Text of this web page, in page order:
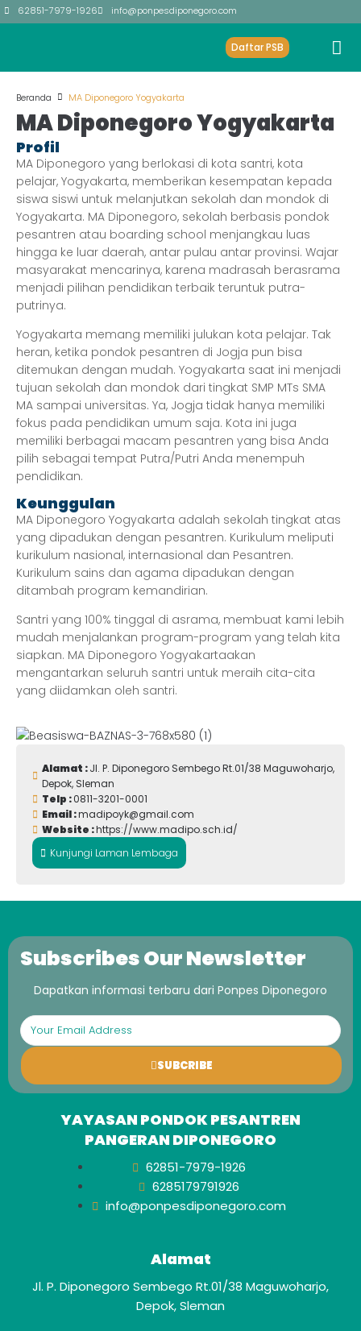
62851-7979-1926 info@ponpesdiponegoro.com
Daftar PSB
Beranda MA Diponegoro Yogyakarta
MA Diponegoro Yogyakarta
Profil
MA Diponegoro yang berlokasi di kota santri, kota
pelajar, Yogyakarta, memberikan kesempatan kepada
siswa siswi untuk melanjutkan sekolah dan mondok di
Yogyakarta. MA Diponegoro, sekolah berbasis pondok
pesantren atau boarding school menjangkau luas
hingga ke luar daerah, antar pulau antar provinsi. Wajar
masyarakat mencarinya, karena madrasah berasrama
menjadi pilihan pendidikan terbaik teruntuk putra-
putrinya.
Yogyakarta memang memiliki julukan kota pelajar. Tak
heran, ketika pondok pesantren di Jogja pun bisa
ditemukan dengan mudah. Yogyakarta saat ini menjadi
tujuan sekolah dan mondok dari tingkat SMP MTs SMA
MA sampai universitas. Ya, Jogja tidak hanya memiliki
fokus pada pendidikan umum saja. Kota ini juga
memiliki berbagai macam pesantren yang bisa Anda
pilih sebagai tempat Putra/Putri Anda menempuh
pendidikan.
Keunggulan
MA Diponegoro Yogyakarta adalah sekolah tingkat atas
yang dipadukan dengan pesantren. Kurikulum meliputi
kurikulum nasional, internasional dan Pesantren.
Kurikulum sains dan agama dipadukan dengan
ditambah program kemandirian.
Santri yang 100% tinggal di asrama, membuat kami lebih
mudah menjalankan program-program yang telah kita
siapkan. MA Diponegoro Yogyakartaakan
mengantarkan seluruh santri untuk meraih cita-cita
yang diidamkan oleh santri.
Alamat :Jl. P. Diponegoro Sembego Rt.01/38 Maguwoharjo,
Depok, Sleman
Telp :0811-3201-0001
Email :madipoyk@gmail.com
Website :https://www.madipo.sch.id/
Kunjungi Laman Lembaga
Subscribes Our Newsletter
Dapatkan informasi terbaru dari Ponpes Diponegoro
SUBCRIBE
YAYASAN PONDOK PESANTREN
PANGERAN DIPONEGORO
62851-7979-1926
6285179791926
info@ponpesdiponegoro.com
Alamat
Jl. P. Diponegoro Sembego Rt.01/38 Maguwoharjo,
Depok, Sleman